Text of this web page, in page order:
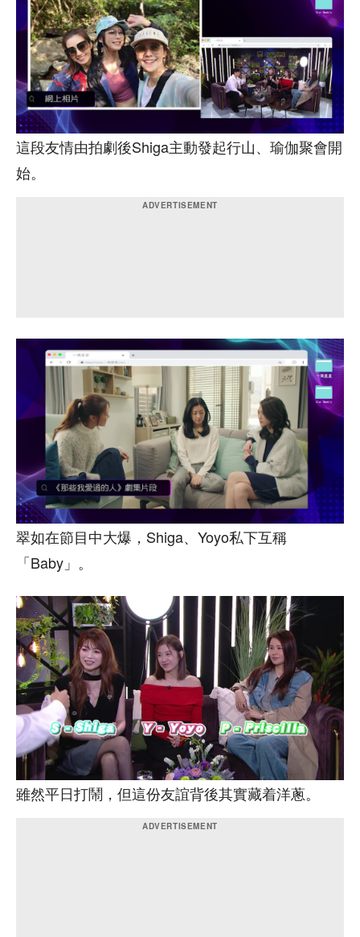
這段友情由拍劇後Shiga主動發起行山、瑜伽聚會開
始。
翠如在節目中大爆，Shiga、Yoyo私下互稱
「Baby」。
雖然平日打鬧，但這份友誼背後其實藏着洋蔥。